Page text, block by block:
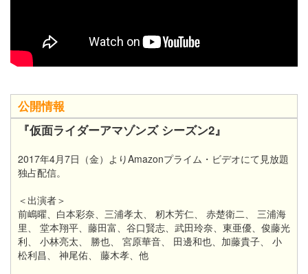
公開情報
『仮面ライダーアマゾンズ シーズン2』
2017年4月7日（金）よりAmazonプライム・ビデオにて見放題
独占配信。
＜出演者＞
前嶋曜、白本彩奈、三浦孝太、 籾木芳仁、 赤楚衛二、 三浦海
里、 堂本翔平、藤田富、谷口賢志、武田玲奈、東亜優、俊藤光
利、 小林亮太、 勝也、 宮原華音、 田邊和也、加藤貴子、 小
松利昌、 神尾佑、 藤木孝、他